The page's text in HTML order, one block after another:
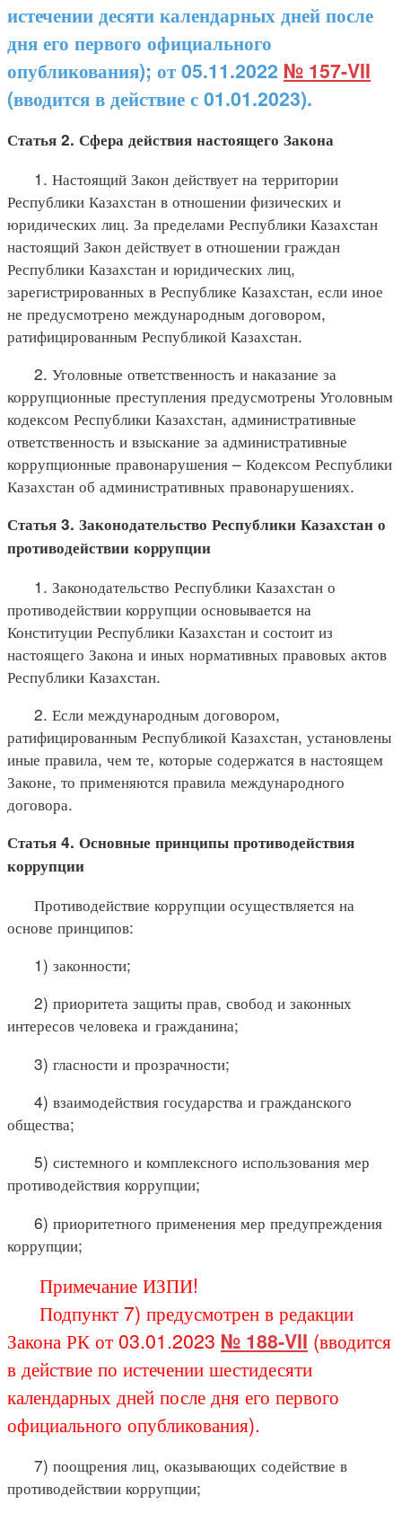
истечении десяти календарных дней после
дня его первого официального
опубликования); от 05.11.2022 № 157-VII
(вводится в действие с 01.01.2023).
Статья 2. Сфера действия настоящего Закона
1. Настоящий Закон действует на территории
Республики Казахстан в отношении физических и
юридических лиц. За пределами Республики Казахстан
настоящий Закон действует в отношении граждан
Республики Казахстан и юридических лиц,
зарегистрированных в Республике Казахстан, если иное
не предусмотрено международным договором,
ратифицированным Республикой Казахстан.
2. Уголовные ответственность и наказание за
коррупционные преступления предусмотрены Уголовным
кодексом Республики Казахстан, административные
ответственность и взыскание за административные
коррупционные правонарушения – Кодексом Республики
Казахстан об административных правонарушениях.
Статья 3. Законодательство Республики Казахстан о
противодействии коррупции
1. Законодательство Республики Казахстан о
противодействии коррупции основывается на
Конституции Республики Казахстан и состоит из
настоящего Закона и иных нормативных правовых актов
Республики Казахстан.
2. Если международным договором,
ратифицированным Республикой Казахстан, установлены
иные правила, чем те, которые содержатся в настоящем
Законе, то применяются правила международного
договора.
Статья 4. Основные принципы противодействия
коррупции
Противодействие коррупции осуществляется на
основе принципов:
1) законности;
2) приоритета защиты прав, свобод и законных
интересов человека и гражданина;
3) гласности и прозрачности;
4) взаимодействия государства и гражданского
общества;
5) системного и комплексного использования мер
противодействия коррупции;
6) приоритетного применения мер предупреждения
коррупции;
Примечание ИЗПИ!
Подпункт 7) предусмотрен в редакции
Закона РК от 03.01.2023 № 188-VII (вводится
в действие по истечении шестидесяти
календарных дней после дня его первого
официального опубликования).
7) поощрения лиц, оказывающих содействие в
противодействии коррупции;